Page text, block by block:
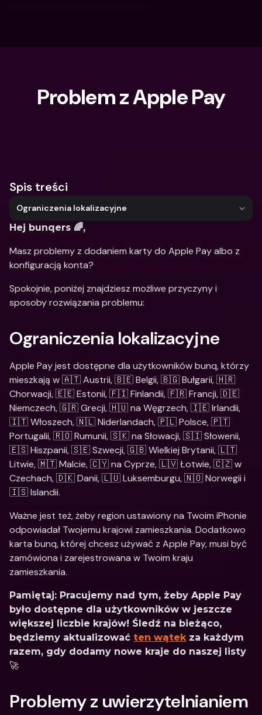
Problem z Apple Pay
Spis treści
Ograniczenia lokalizacyjne
Hej bunqers 🌈,
Masz problemy z dodaniem karty do Apple Pay albo z
konfiguracją konta?
Spokojnie, poniżej znajdziesz możliwe przyczyny i
sposoby rozwiązania problemu:
Ograniczenia lokalizacyjne
Apple Pay jest dostępne dla użytkowników bunq, którzy
mieszkają w 🇦🇹 Austrii, 🇧🇪 Belgii, 🇧🇬 Bułgarii, 🇭🇷
Chorwacji, 🇪🇪 Estonii, 🇫🇮 Finlandii, 🇫🇷 Francji, 🇩🇪
Niemczech, 🇬🇷 Grecji, 🇭🇺 na Węgrzech, 🇮🇪 Irlandii,
🇮🇹 Włoszech, 🇳🇱 Niderlandach, 🇵🇱 Polsce, 🇵🇹
Portugalii, 🇷🇴 Rumunii, 🇸🇰 na Słowacji, 🇸🇮 Słowenii,
🇪🇸 Hiszpanii, 🇸🇪 Szwecji, 🇬🇧 Wielkiej Brytanii, 🇱🇹
Litwie, 🇲🇹 Malcie, 🇨🇾 na Cyprze, 🇱🇻 Łotwie, 🇨🇿 w
Czechach, 🇩🇰 Danii, 🇱🇺 Luksemburgu, 🇳🇴 Norwegii i
🇮🇸 Islandii.
Ważne jest też, żeby region ustawiony na Twoim iPhonie
odpowiadał Twojemu krajowi zamieszkania. Dodatkowo
karta bunq, której chcesz używać z Apple Pay, musi być
zamówiona i zarejestrowana w Twoim kraju
zamieszkania.
Pamiętaj: Pracujemy nad tym, żeby Apple Pay
było dostępne dla użytkowników w jeszcze
większej liczbie krajów! Śledź na bieżąco,
będziemy aktualizować ten wątek za każdym
razem, gdy dodamy nowe kraje do naszej listy
🚀
Problemy z uwierzytelnianiem